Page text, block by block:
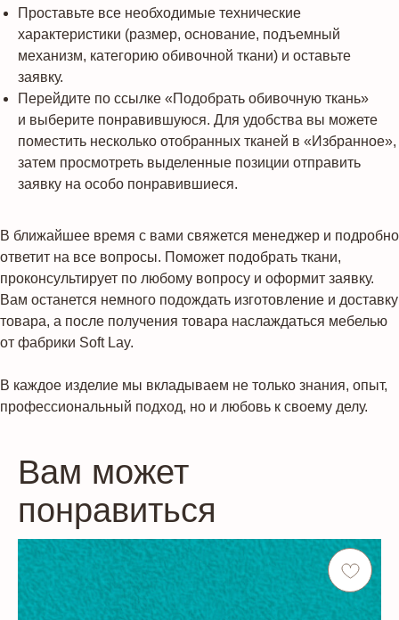
Проставьте все необходимые технические
характеристики (размер, основание, подъемный
механизм, категорию обивочной ткани) и оставьте
заявку.
Перейдите по ссылке «Подобрать обивочную ткань»
и выберите понравившуюся. Для удобства вы можете
поместить несколько отобранных тканей в «Избранное»,
затем просмотреть выделенные позиции отправить
заявку на особо понравившиеся.
В ближайшее время с вами свяжется менеджер и подробно
ответит на все вопросы. Поможет подобрать ткани,
проконсультирует по любому вопросу и оформит заявку.
Вам останется немного подождать изготовление и доставку
товара, а после получения товара наслаждаться мебелью
от фабрики Soft Lay.
В каждое изделие мы вкладываем не только знания, опыт,
профессиональный подход, но и любовь к своему делу.
Вам может
понравиться